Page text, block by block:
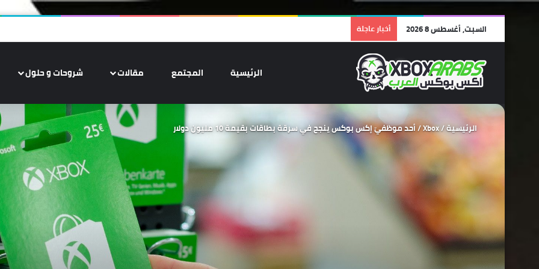
السبت, أغسطس 8 2026 أخبار عاجلة
الرئيسية المجتمع مقالات شروحات و حلول
الرئيسية/
Xbox
/أحد موظفيّ إكس بوكس ينجح في سرقة بطاقات بقيمة 10 مليون دولار